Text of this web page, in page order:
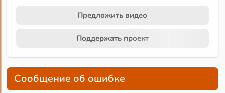
Предложить видео
Поддержать проект
Сообщение об ошибке